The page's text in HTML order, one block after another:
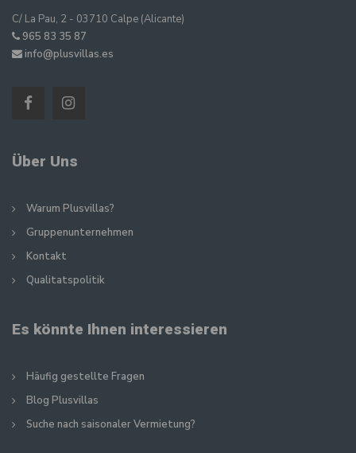
C/ La Pau, 2 - 03710 Calpe (Alicante)
965 83 35 87
info@plusvillas.es
Über Uns
Warum Plusvillas?
Gruppenunternehmen
Kontakt
Qualitatspolitik
Es könnte Ihnen interessieren
Häufig gestellte Fragen
Blog Plusvillas
Suche nach saisonaler Vermietung?